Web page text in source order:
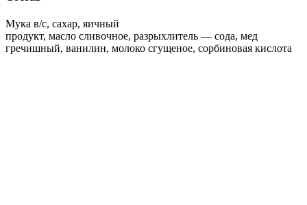
Мука в/с, сахар, яичный
продукт, масло сливочное, разрыхлитель — сода, мед
гречишный, ванилин, молоко сгущеное, сорбиновая кислота